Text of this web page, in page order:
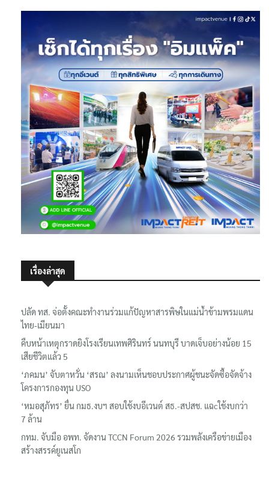
เรื่องล่าสุด
ปลัด ทส. จ่อตั้งคณะทำงานร่วมแก้ปัญหาสารพิษในแม่น้ำข้ามพรมแดน
ไทย-เมียนมา
คืบหน้าเหตุกราดยิงโรงเรียนเทพศิรินทร์ นนทบุรี บาดเจ็บอย่างน้อย 15
เสียชีวิตแล้ว 5
‘ภคมน’ จับตาหวั่น ‘สรณ’ ลงนามเห็นชอบประกาศผู้ชนะจัดซื้อจัดจ้าง
โครงการกองทุน USO
‘หมอสุภัทร’ ยื่น กมธ.งบฯ สอบใช้งบอีเวนต์ สธ.-สปสช. แฉcใช้งบกว่า
7 ล้าน
กทม. จับมือ อพท. จัดงาน TCCN Forum 2026 รวมพลังเครือข่ายเมือง
สร้างสรรค์ยูเนสโก